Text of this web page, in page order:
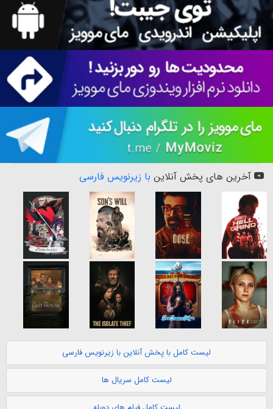
آخرین های پخش آنلاین با زیرنویس فارسی
لیست کامل با پخش آنلاین با زیرنویس فارسی
لیست کامل سریال ها